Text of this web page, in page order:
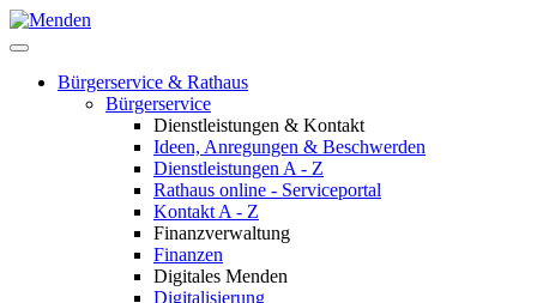
Bürgerservice & Rathaus
Bürgerservice
Dienstleistungen & Kontakt
Ideen, Anregungen & Beschwerden
Dienstleistungen A - Z
Rathaus online - Serviceportal
Kontakt A - Z
Finanzverwaltung
Finanzen
Digitales Menden
Digitalisierung